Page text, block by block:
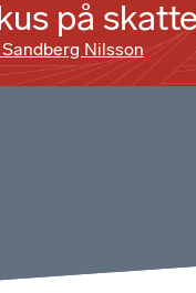
på
Nilsson